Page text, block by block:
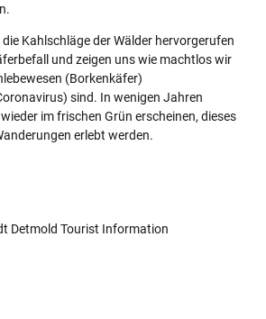
Kahlschläge der Wälder hervorgerufen
und zeigen uns wie machtlos wir
(Borkenkäfer)
sind. In wenigen Jahren
im frischen Grün erscheinen, dieses
erlebt werden.
Detmold Tourist Information